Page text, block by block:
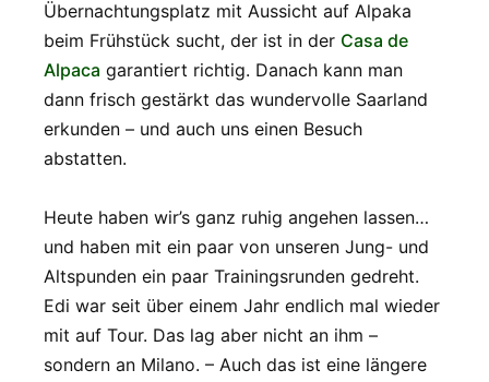
Übernachtungsplatz mit Aussicht auf Alpaka
beim Frühstück sucht, der ist in der Casa de
Alpaca garantiert richtig. Danach kann man
dann frisch gestärkt das wundervolle Saarland
erkunden – und auch uns einen Besuch
abstatten.
Heute haben wir’s ganz ruhig angehen lassen…
und haben mit ein paar von unseren Jung- und
Altspunden ein paar Trainingsrunden gedreht.
Edi war seit über einem Jahr endlich mal wieder
mit auf Tour. Das lag aber nicht an ihm –
sondern an Milano. – Auch das ist eine längere